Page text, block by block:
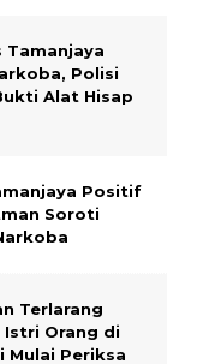
Tamanjaya
Polisi
Alat Hisap
Positif
Soroti
Terlarang
Istri Orang di
Mulai Periksa